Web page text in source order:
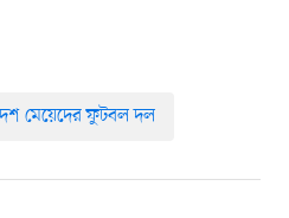
মেয়েদের ফুটবল দল